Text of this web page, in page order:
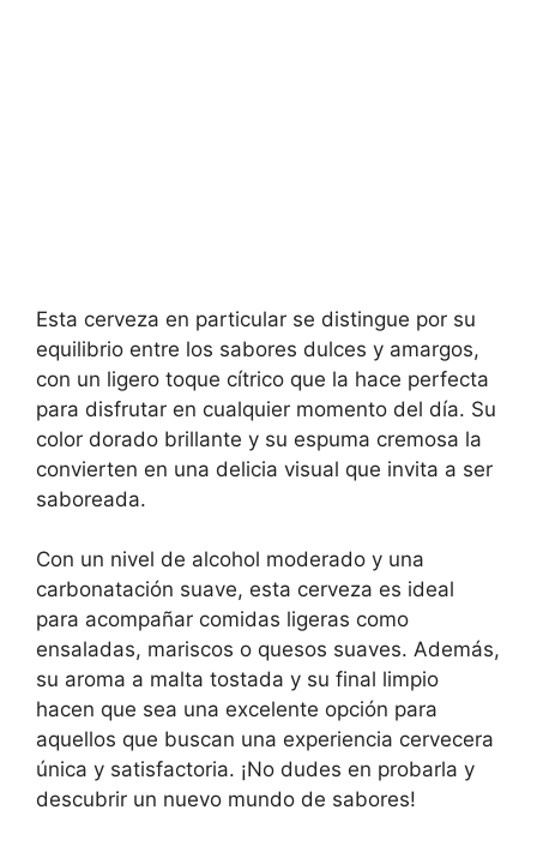
Esta cerveza en particular se distingue por su
equilibrio entre los sabores dulces y amargos,
con un ligero toque cítrico que la hace perfecta
para disfrutar en cualquier momento del día. Su
color dorado brillante y su espuma cremosa la
convierten en una delicia visual que invita a ser
saboreada.
Con un nivel de alcohol moderado y una
carbonatación suave, esta cerveza es ideal
para acompañar comidas ligeras como
ensaladas, mariscos o quesos suaves. Además,
su aroma a malta tostada y su final limpio
hacen que sea una excelente opción para
aquellos que buscan una experiencia cervecera
única y satisfactoria. ¡No dudes en probarla y
descubrir un nuevo mundo de sabores!